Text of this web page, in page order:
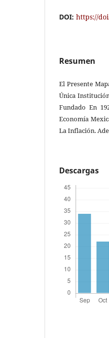
DOI: https://
Resumen
El Presente
Única
Fundado En
Economía
La Inflación.
Descargas